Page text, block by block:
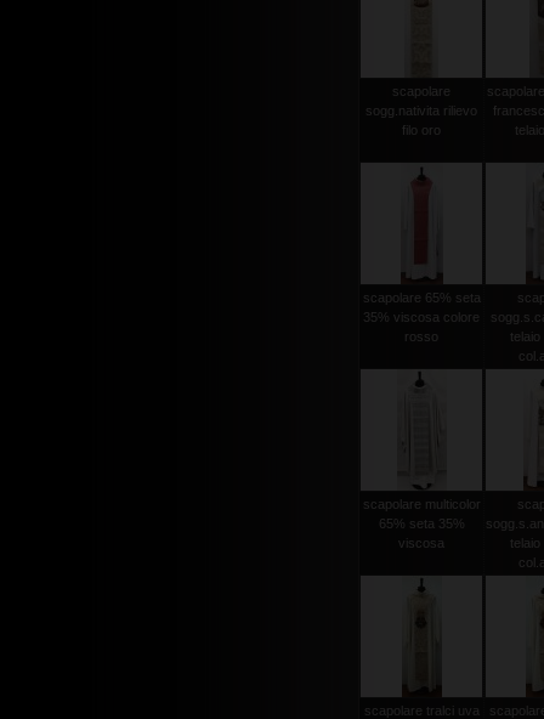
scapolare
sogg.nativita rilievo
filo oro
scapolare 65% seta
35% viscosa colore
rosso
telaio
scapolare multicolor
65% seta 35%
viscosa
telaio
scapolare tralci uva